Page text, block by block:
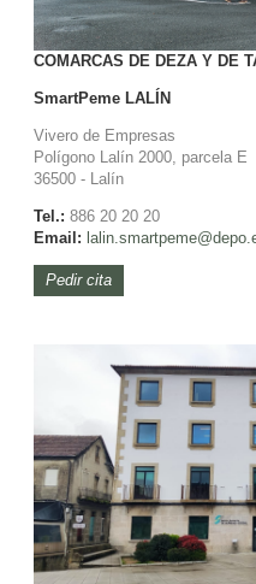
COMARCAS DE DEZA Y DE
SmartPeme LALÍN
Vivero de Empresas
Polígono Lalín 2000, parcela E
36500 - Lalín
Tel.: 886 20 20 20
Email:
Pedir cita